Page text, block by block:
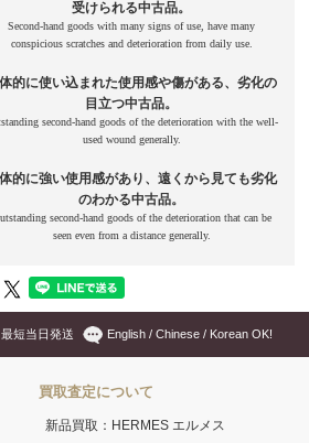
最短当日発送 English / Chinese / Korean OK!
買取査定について
新品買取：HERMES エルメス